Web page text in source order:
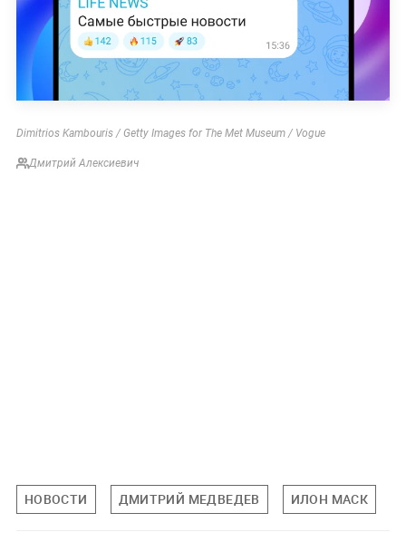
Dimitrios Kambouris / Getty Images for The Met Museum / Vogue
Дмитрий Алексиевич
НОВОСТИ ДМИТРИЙ МЕДВЕДЕВ ИЛОН МАСК